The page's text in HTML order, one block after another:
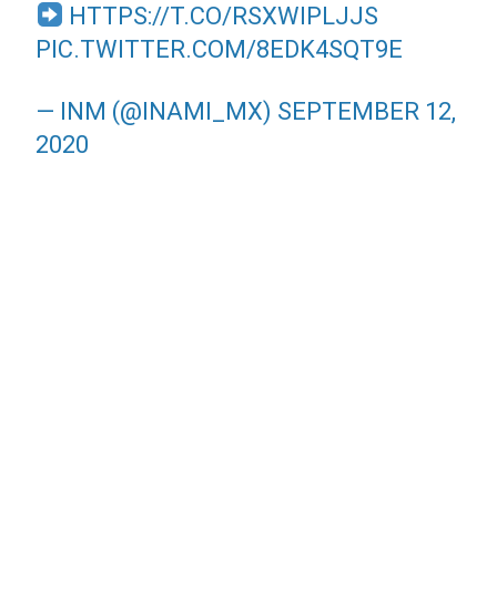
HTTPS://T.CO/RSXWIPLJJS
PIC.TWITTER.COM/8EDK4SQT9E
— INM (@INAMI_MX) SEPTEMBER 12,
2020